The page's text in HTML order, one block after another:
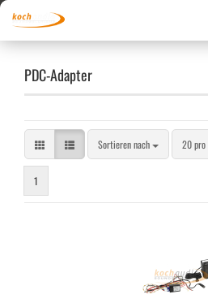
PDC-Adapter
Sortieren nach
Sortieren nach 20 pro
pro
1